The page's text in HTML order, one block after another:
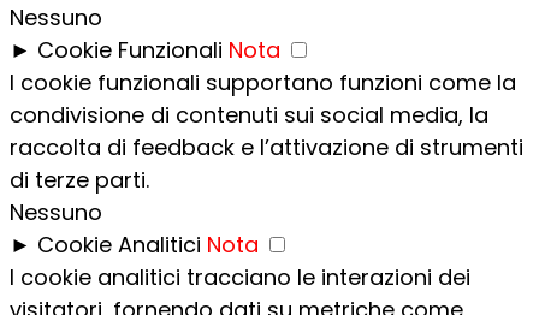
Nessuno
► Cookie Funzionali Nota
I cookie funzionali supportano funzioni come la
condivisione di contenuti sui social media, la
raccolta di feedback e l’attivazione di strumenti
di terze parti.
Nessuno
► Cookie Analitici Nota
I cookie analitici tracciano le interazioni dei
visitatori, fornendo dati su metriche come